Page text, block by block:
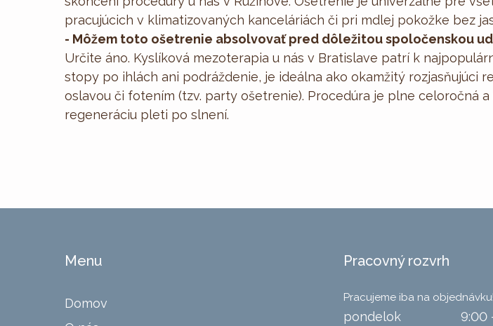
pracujúcich v klimatizovaných kanceláriách či pri mdlej pokožke bez
- Môžem toto ošetrenie absolvovať pred dôležitou spoločenskou
Určite áno. Kyslíková mezoterapia u nás v Bratislave patrí k
stopy po ihlách ani podráždenie, je ideálna ako okamžitý
oslavou či fotením (tzv. party ošetrenie). Procedúra je plne celoročná
regeneráciu pleti po slnení.
Menu
Domov
Pracovný rozvrh
Pracujeme iba na objednávku!
pondelok 9:00